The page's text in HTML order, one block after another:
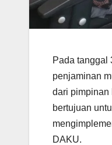
Pada tanggal
penjaminan
dari pimpinan
bertujuan
DAKU.